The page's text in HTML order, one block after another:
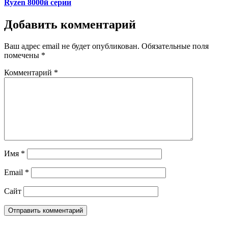
Ryzen 8000й серии
Добавить комментарий
Ваш адрес email не будет опубликован. Обязательные поля
помечены *
Комментарий *
Имя *
Email *
Сайт